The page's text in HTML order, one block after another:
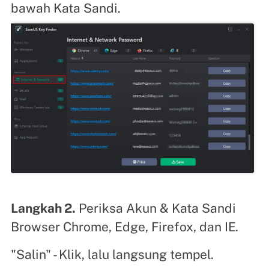
bawah Kata Sandi.
Langkah 2. Periksa Akun & Kata Sandi
Browser Chrome, Edge, Firefox, dan IE.
"Salin" - Klik, lalu langsung tempel.